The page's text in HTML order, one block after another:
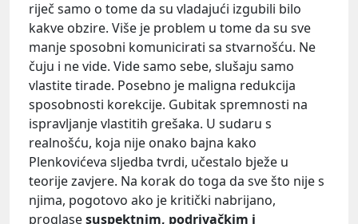
riječ samo o tome da su vladajući izgubili bilo
kakve obzire. Više je problem u tome da su sve
manje sposobni komunicirati sa stvarnošću. Ne
čuju i ne vide. Vide samo sebe, slušaju samo
vlastite tirade. Posebno je maligna redukcija
sposobnosti korekcije. Gubitak spremnosti na
ispravljanje vlastitih grešaka. U sudaru s
realnošću, koja nije onako bajna kako
Plenkovićeva sljedba tvrdi, učestalo bježe u
teorije zavjere. Na korak do toga da sve što nije s
njima, pogotovo ako je kritički nabrijano,
proglasesuspektnim, podrivačkim i